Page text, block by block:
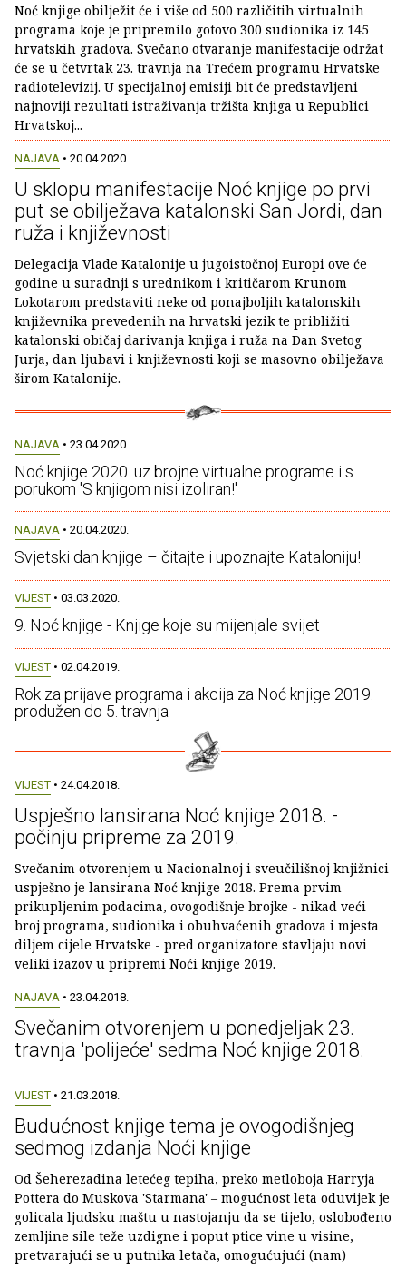
Noć knjige obilježit će i više od 500 različitih virtualnih
programa koje je pripremilo gotovo 300 sudionika iz 145
hrvatskih gradova. Svečano otvaranje manifestacije održat
će se u četvrtak 23. travnja na Trećem programu Hrvatske
radiotelevizij. U specijalnoj emisiji bit će predstavljeni
najnoviji rezultati istraživanja tržišta knjiga u Republici
Hrvatskoj...
NAJAVA • 20.04.2020.
U sklopu manifestacije Noć knjige po prvi
put se obilježava katalonski San Jordi, dan
ruža i književnosti
Delegacija Vlade Katalonije u jugoistočnoj Europi ove će
godine u suradnji s urednikom i kritičarom Krunom
Lokotarom predstaviti neke od ponajboljih katalonskih
književnika prevedenih na hrvatski jezik te približiti
katalonski običaj darivanja knjiga i ruža na Dan Svetog
Jurja, dan ljubavi i književnosti koji se masovno obilježava
širom Katalonije.
NAJAVA • 23.04.2020.
Noć knjige 2020. uz brojne virtualne programe i s
porukom 'S knjigom nisi izoliran!'
NAJAVA • 20.04.2020.
Svjetski dan knjige – čitajte i upoznajte Kataloniju!
VIJEST • 03.03.2020.
9. Noć knjige - Knjige koje su mijenjale svijet
VIJEST • 02.04.2019.
Rok za prijave programa i akcija za Noć knjige 2019.
produžen do 5. travnja
VIJEST • 24.04.2018.
Uspješno lansirana Noć knjige 2018. -
počinju pripreme za 2019.
Svečanim otvorenjem u Nacionalnoj i sveučilišnoj knjižnici
uspješno je lansirana Noć knjige 2018. Prema prvim
prikupljenim podacima, ovogodišnje brojke - nikad veći
broj programa, sudionika i obuhvaćenih gradova i mjesta
diljem cijele Hrvatske - pred organizatore stavljaju novi
veliki izazov u pripremi Noći knjige 2019.
NAJAVA • 23.04.2018.
Svečanim otvorenjem u ponedjeljak 23.
travnja 'polijeće' sedma Noć knjige 2018.
VIJEST • 21.03.2018.
Budućnost knjige tema je ovogodišnjeg
sedmog izdanja Noći knjige
Od Šeherezadina letećeg tepiha, preko metloboja Harryja
Pottera do Muskova 'Starmana' – mogućnost leta oduvijek je
golicala ljudsku maštu u nastojanju da se tijelo, oslobođeno
zemljine sile teže uzdigne i poput ptice vine u visine,
pretvarajući se u putnika letača, omogućujući (nam)